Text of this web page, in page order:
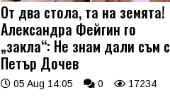
От два стола, та на земята!
Александра Фейгин го
„закла“: Не знам дали съм с
Петър Дочев
05 Aug 14:05 0 17234